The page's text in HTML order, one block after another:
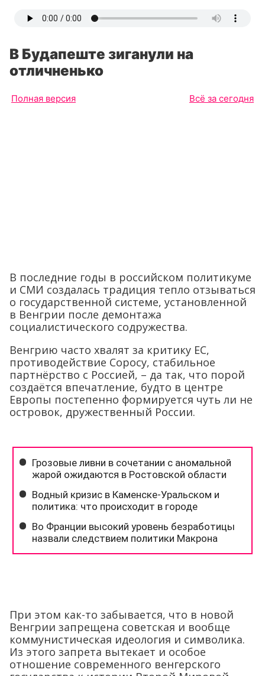
В Будапеште зиганули на
отличненько
Полная версия Всё за сегодня
В последние годы в российском политикуме
и СМИ создалась традиция тепло отзываться
о государственной системе, установленной
в Венгрии после демонтажа
социалистического содружества.
Венгрию часто хвалят за критику ЕС,
противодействие Соросу, стабильное
партнёрство с Россией, – да так, что порой
создаётся впечатление, будто в центре
Европы постепенно формируется чуть ли не
островок, дружественный России.
При этом как-то забывается, что в новой
Венгрии запрещена советская и вообще
коммунистическая идеология и символика.
Из этого запрета вытекает и особое
отношение современного венгерского